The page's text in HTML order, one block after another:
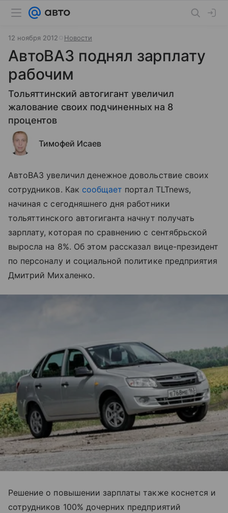
12 ноября 2012 Новости
АвтоВАЗ поднял зарплату
рабочим
Тольяттинский автогигант увеличил
жалование своих подчиненных на 8
процентов
Тимофей Исаев
АвтоВАЗ увеличил денежное довольствие своих
сотрудников. Как сообщает портал TLTnews,
начиная с сегодняшнего дня работники
тольяттинского автогиганта начнут получать
зарплату, которая по сравнению с сентябрьской
выросла на 8%. Об этом рассказал вице-президент
по персоналу и социальной политике предприятия
Дмитрий Михаленко.
Решение о повышении зарплаты также коснется и
сотрудников 100% дочерних предприятий